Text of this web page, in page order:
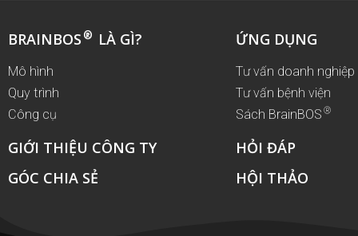
BRAINBOS ® LÀ GÌ?
Mô hình
Quy trình
Công cụ
GIỚI THIỆU CÔNG TY
GÓC CHIA SẺ
ỨNG DỤNG
Tư vấn doanh nghiệp
Tư vấn bệnh viện
Sách BrainBOS ®
HỎI ĐÁP
HỘI THẢO